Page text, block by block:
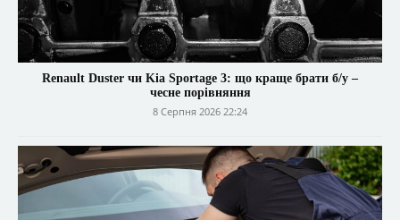
Renault Duster чи Kia Sportage 3: що краще брати б/у –
чесне порівняння
8 Серпня 2026 22:24